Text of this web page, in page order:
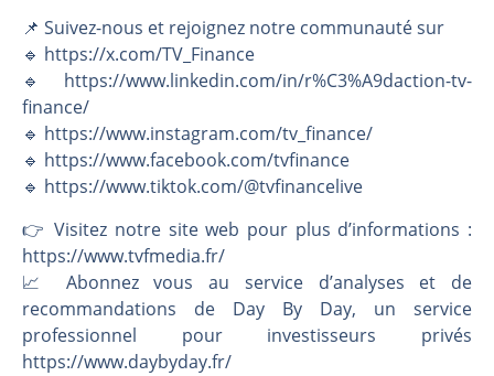
📌 Suivez-nous et rejoignez notre communauté sur
🔹 https://x.com/TV_Finance
🔹 https://www.linkedin.com/in/r%C3%A9daction-tv-
finance/
🔹 https://www.instagram.com/tv_finance/
🔹 https://www.facebook.com/tvfinance
🔹 https://www.tiktok.com/@tvfinancelive
👉️ Visitez notre site web pour plus d’informations :
https://www.tvfmedia.fr/
📈 Abonnez vous au service d’analyses et de
recommandations de Day By Day, un service
professionnel pour investisseurs privés
https://www.daybyday.fr/